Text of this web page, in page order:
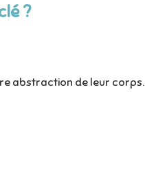
?
abstraction de leur corps.